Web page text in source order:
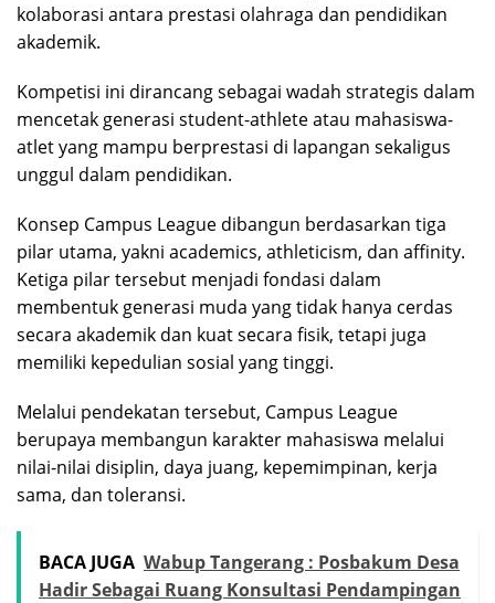
kolaborasi antara prestasi olahraga dan pendidikan
akademik.
Kompetisi ini dirancang sebagai wadah strategis dalam
mencetak generasi student-athlete atau mahasiswa-
atlet yang mampu berprestasi di lapangan sekaligus
unggul dalam pendidikan.
Konsep Campus League dibangun berdasarkan tiga
pilar utama, yakni academics, athleticism, dan affinity.
Ketiga pilar tersebut menjadi fondasi dalam
membentuk generasi muda yang tidak hanya cerdas
secara akademik dan kuat secara fisik, tetapi juga
memiliki kepedulian sosial yang tinggi.
Melalui pendekatan tersebut, Campus League
berupaya membangun karakter mahasiswa melalui
nilai-nilai disiplin, daya juang, kepemimpinan, kerja
sama, dan toleransi.
BACA JUGA Wabup Tangerang : Posbakum Desa
Hadir Sebagai Ruang Konsultasi Pendampingan